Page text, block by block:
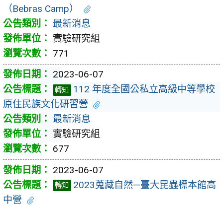
（Bebras Camp）
最新消息
實驗研究組
771
2023-06-07
轉知
112 年度全國公私立高級中等學校
原住民族文化研習營
最新消息
實驗研究組
677
2023-06-07
轉知
2023蒐藏自然—臺大昆蟲標本館高
中營